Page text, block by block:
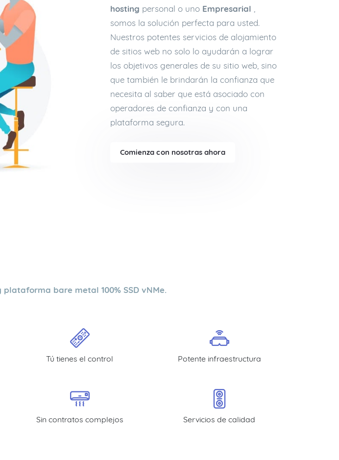
hosting personal o uno Empresarial
somos la solución perfecta para usted.
Nuestros potentes servicios de alojamiento
de sitios web no solo lo ayudarán a lograr
los objetivos generales de su sitio web, sino
que también le brindarán la confianza que
necesita al saber que está asociado con
operadores de confianza y con una
plataforma segura.
Comienza con nosotras ahora
bare metal 100% SSD vNMe.
Tú tienes el control Potente infraestructura
Sin contratos complejos Servicios de calidad